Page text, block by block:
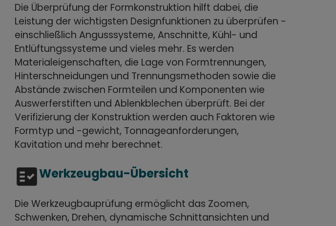
Die Überprüfung der Formkonstruktion hilft dabei, die
Leistung der wichtigsten Designfunktionen zu überprüfen -
einschließlich Angusssysteme, Anschnitte, Kühl- und
Entlüftungssysteme und vieles mehr. Es werden
Materialeigenschaften, die Lage von Formtrennungen,
Hinterschneidungen und Trennungsmethoden sowie die
Abstände zwischen Formteilen und Komponenten wie
Auswerferstiften und Ablenkblechen überprüft. Bei der
Verifizierung der Konstruktion werden auch Faktoren wie
Formtyp und -gewicht, Tonnageanforderungen,
Kavitation und mehr berechnet.
fact_checkWerkzeugbau-Übersicht
Die Werkzeugbauprüfung ermöglicht das Zoomen,
Schwenken, Drehen, dynamische Schnittansichten und